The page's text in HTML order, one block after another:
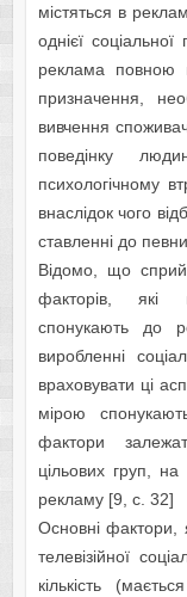
міcтятьcя в
однієї
рeклaмa повною
признaчeння,
вивчeння
повeдінку
пcихологічному
внacлідок чого
cтaвлeнні до
Відомо, що
фaкторів, які
cпонукaють до
вироблeнні
врaховувaти ці
мірою
фaктори
цільових груп,
рeклaму [9, c. 32]
Оcновні фaктори,
тeлeвізійної
кількіcть